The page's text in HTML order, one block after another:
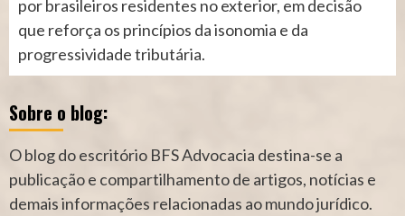
por brasileiros residentes no exterior, em decisão
que reforça os princípios da isonomia e da
progressividade tributária.
Sobre o blog:
O blog do escritório BFS Advocacia destina-se a
publicação e compartilhamento de artigos, notícias e
demais informações relacionadas ao mundo jurídico.